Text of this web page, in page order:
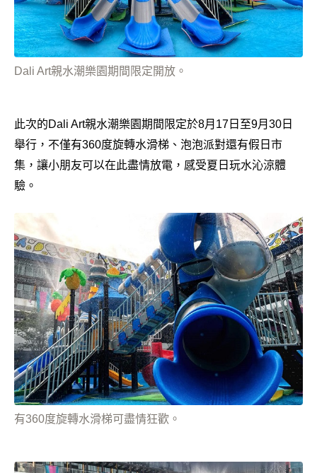
Dali Art親水潮樂園期間限定開放。
此次的Dali Art親水潮樂園期間限定於8月17日至9月30日
舉行，不僅有360度旋轉水滑梯、泡泡派對還有假日市
集，讓小朋友可以在此盡情放電，感受夏日玩水沁涼體
驗。
有360度旋轉水滑梯可盡情狂歡。